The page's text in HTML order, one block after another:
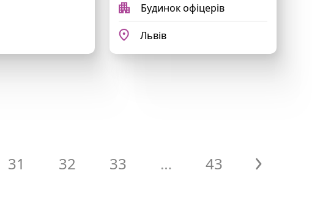
Будинок офіцерів
Львів
31 32 33 … 43